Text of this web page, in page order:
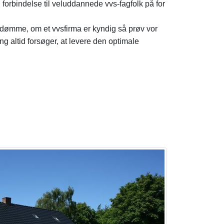
til veluddannede vvs-fagfolk på for
om et vvsfirma er kyndig så prøv vor
altid forsøger, at levere den optimale